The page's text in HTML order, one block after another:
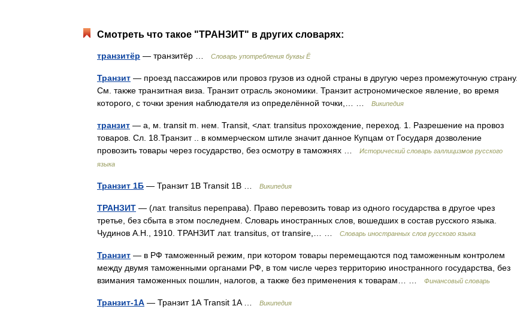
Смотреть что такое "ТРАНЗИТ" в других словарях:
транзитёр — транзитёр … Словарь употребления буквы Ё
Транзит — проезд пассажиров или провоз грузов из одной страны в другую через промежуточную страну.
См. также транзитная виза. Транзит отрасль экономики. Транзит астрономическое явление, во время
которого, с точки зрения наблюдателя из определённой точки,… …
Википедия
транзит — а, м. transit m. нем. Transit, <лат. transitus прохождение, переход. 1. Разрешение на провоз
товаров. Сл. 18.Транзит .. в коммерческом штиле значит данное Купцам от Государя дозволение
провозить товары через государство, без осмотру в таможнях …
Исторический словарь галлицизмов русского
языка
Транзит 1Б — Транзит 1B Transit 1B … Википедия
ТРАНЗИТ — (лат. transitus переправа). Право перевозить товар из одного государства в другое чрез
третье, без сбыта в этом последнем. Словарь иностранных слов, вошедших в состав русского языка.
Чудинов А.Н., 1910. ТРАНЗИТ лат. transitus, от transire,… …
Словарь иностранных слов русского языка
Транзит — в РФ таможенный режим, при котором товары перемещаются под таможенным контролем
между двумя таможенными органами РФ, в том числе через территорию иностранного государства, без
взимания таможенных пошлин, налогов, а также без применения к товарам… …
Финансовый словарь
Транзит-1A — Транзит 1А Transit 1A … Википедия